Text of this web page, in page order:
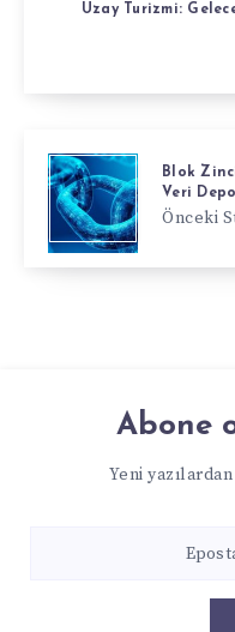
Uzay Turizmi:
Blok
Veri
Önceki
Abone
Yeni